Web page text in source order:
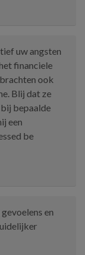
uw angsten
financiele
ook
Blij dat ze
bepaalde
een
be
en